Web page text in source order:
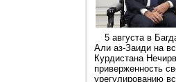
5 августа в
Али аз-Заиди на
Курдистана
приверженность
урегулированию